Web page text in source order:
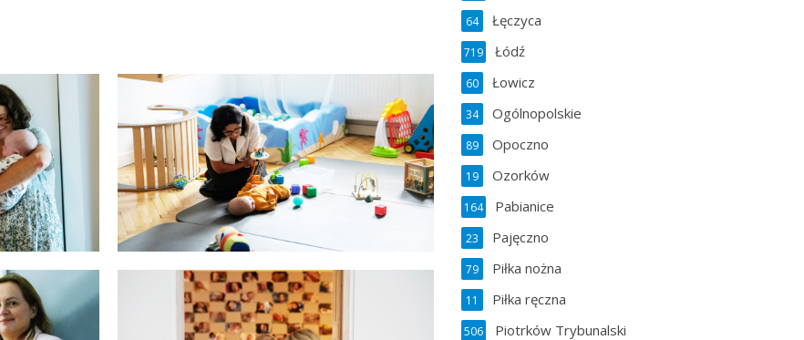
Łęczyca
64
Łódź
719
Łowicz
60
Ogólnopolskie
34
Opoczno
89
Ozorków
19
Pabianice
164
Pajęczno
23
Piłka nożna
79
Piłka ręczna
11
Piotrków Trybunalski
506